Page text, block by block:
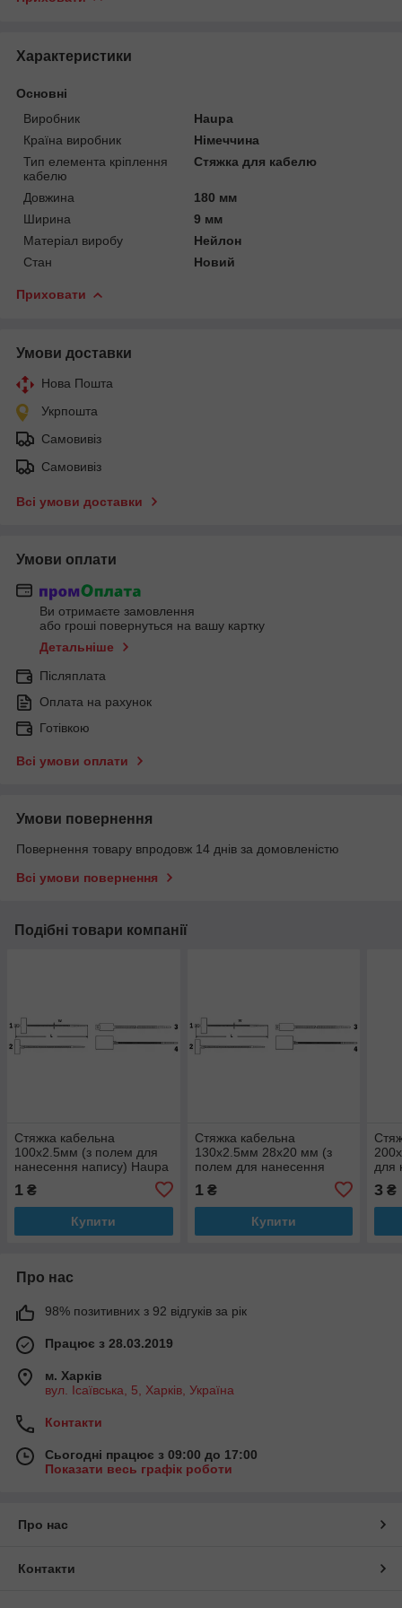
Характеристики
Основні
Виробник
Haupa
Країна виробник
Німеччина
Тип елемента кріплення
кабелю
Стяжка для кабелю
Довжина
180 мм
Ширина
9 мм
Матеріал виробу
Нейлон
Стан
Новий
Приховати
Умови доставки
Нова Пошта
Укрпошта
Самовивіз
Самовивіз
Всі умови доставки
Умови оплати
Ви отримаєте замовлення
або гроші повернуться на вашу картку
Детальніше
Післяплата
Оплата на рахунок
Готівкою
Всі умови оплати
Умови повернення
Повернення товару впродовж 14 днів за домовленістю
Всі умови повернення
Подібні товари компанії
Стяжка кабельна
100х2.5мм (з полем для
нанесення напису) Haupa
1 ₴
Купити
Стяжка кабельна
130х2.5мм 28х20 мм (з
полем для нанесення
1₴
Купити
для
3 ₴
Про нас
98% позитивних з 92 відгуків за рік
Працює з 28.03.2019
м. Харків
вул. Ісаївська, 5, Харків, Україна
Контакти
Сьогодні працює з 09:00 до 17:00
Показати весь графік роботи
Про нас
Контакти